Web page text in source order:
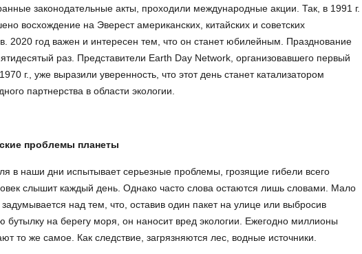
законодательные акты, проходили международные акции. Так, в 1991 г.
восхождение на Эверест американских, китайских и советских
2020 год важен и интересен тем, что он станет юбилейным. Празднование
раз. Представители Earth Day Network, организовавшего первый
г., уже выразили уверенность, что этот день станет катализатором
партнерства в области экологии.
проблемы планеты
в наши дни испытывает серьезные проблемы, грозящие гибели всего
слышит каждый день. Однако часто слова остаются лишь словами. Мало
задумывается над тем, что, оставив один пакет на улице или выбросив
бутылку на берегу моря, он наносит вред экологии. Ежегодно миллионы
то же самое. Как следствие, загрязняются лес, водные источники.